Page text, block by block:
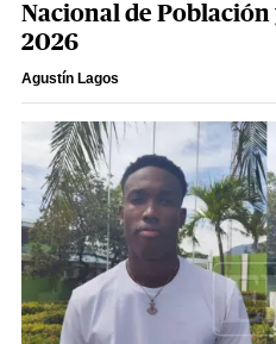
Nacional de
2026
Agustín Lagos